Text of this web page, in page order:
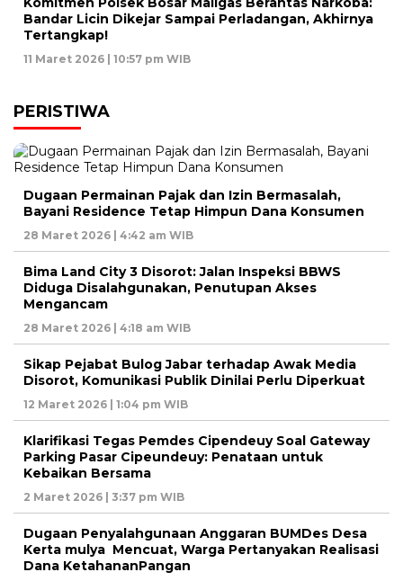
Bandar Licin Dikejar Sampai Perladangan, Akhirnya
Tertangkap!
11 Maret 2026 | 10:57 pm WIB
PERISTIWA
Dugaan Permainan Pajak dan Izin Bermasalah,
Bayani Residence Tetap Himpun Dana Konsumen
28 Maret 2026 | 4:42 am WIB
Bima Land City 3 Disorot: Jalan Inspeksi BBWS
Diduga Disalahgunakan, Penutupan Akses
Mengancam
28 Maret 2026 | 4:18 am WIB
Sikap Pejabat Bulog Jabar terhadap Awak Media
Disorot, Komunikasi Publik Dinilai Perlu Diperkuat
12 Maret 2026 | 1:04 pm WIB
Klarifikasi Tegas Pemdes Cipendeuy Soal Gateway
Parking Pasar Cipeundeuy: Penataan untuk
Kebaikan Bersama
2 Maret 2026 | 3:37 pm WIB
Dugaan Penyalahgunaan Anggaran BUMDes Desa
Kerta mulya Mencuat, Warga Pertanyakan Realisasi
Dana KetahananPangan